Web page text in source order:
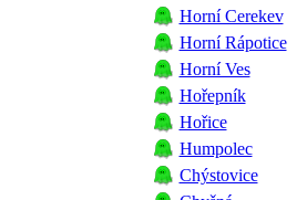
Horní Cerekev
Horní Rápotice
Horní Ves
Hořepník
Hořice
Humpolec
Chýstovice